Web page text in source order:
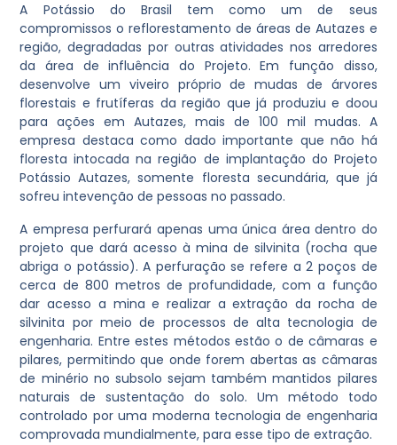
A Potássio do Brasil tem como um de seus
compromissos o reflorestamento de áreas de Autazes e
região, degradadas por outras atividades nos arredores
da área de influência do Projeto. Em função disso,
desenvolve um viveiro próprio de mudas de árvores
florestais e frutíferas da região que já produziu e doou
para ações em Autazes, mais de 100 mil mudas. A
empresa destaca como dado importante que não há
floresta intocada na região de implantação do Projeto
Potássio Autazes, somente floresta secundária, que já
sofreu intevenção de pessoas no passado.
A empresa perfurará apenas uma única área dentro do
projeto que dará acesso à mina de silvinita (rocha que
abriga o potássio). A perfuração se refere a 2 poços de
cerca de 800 metros de profundidade, com a função
dar acesso a mina e realizar a extração da rocha de
silvinita por meio de processos de alta tecnologia de
engenharia. Entre estes métodos estão o de câmaras e
pilares, permitindo que onde forem abertas as câmaras
de minério no subsolo sejam também mantidos pilares
naturais de sustentação do solo. Um método todo
controlado por uma moderna tecnologia de engenharia
comprovada mundialmente, para esse tipo de extração.